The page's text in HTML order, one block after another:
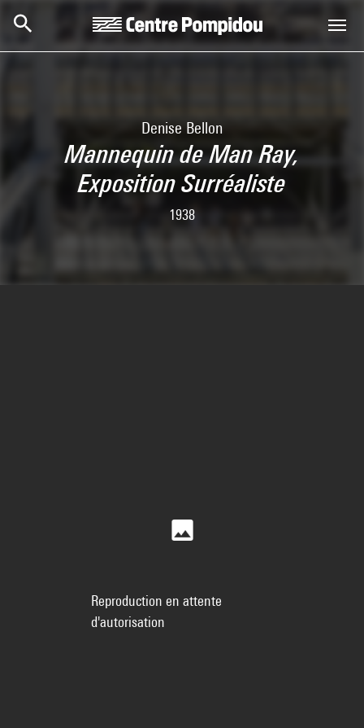
Denise Bellon
Mannequin de Man Ray,
Exposition Surréaliste
1938
Reproduction en attente
d'autorisation